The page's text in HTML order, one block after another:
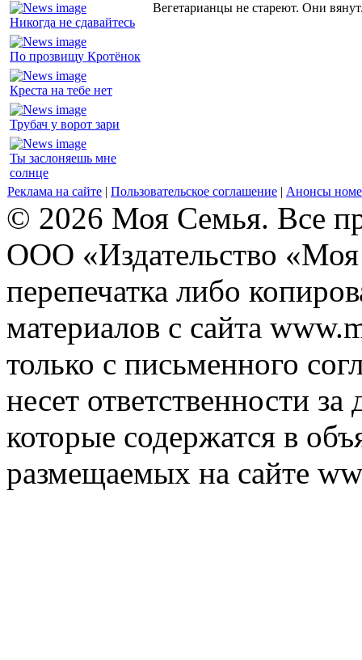
Никогда не сдавайтесь
По прозвищу Кротёнок
Креста на тебе нет
Трубач у ворот зари
Ты заслоняешь мне
солнце
Вегетарианцы не стареют. Они
Реклама на сайте | Пользовательское соглашение | Анонсы
© 2026 Моя Семья. Все
ООО «Издательство
перепечатка либо
материалов с сайта
только с письменного
несет ответственности
которые содержатся в
размещаемых на сайте